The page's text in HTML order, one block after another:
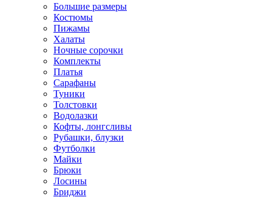
Большие размеры
Костюмы
Пижамы
Халаты
Ночные сорочки
Комплекты
Платья
Сарафаны
Туники
Толстовки
Водолазки
Кофты, лонгсливы
Рубашки, блузки
Футболки
Майки
Брюки
Лосины
Бриджи